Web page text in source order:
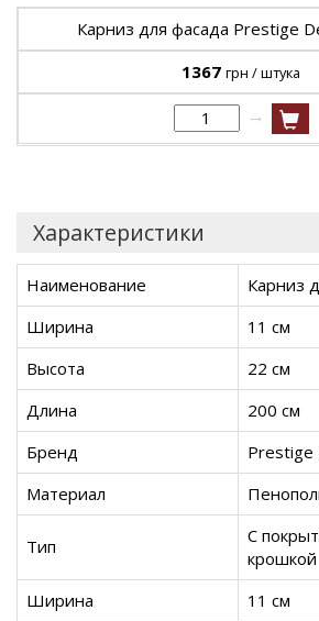
Карниз для фасада Prestige
1367 грн / штука
→
Характеристики
Наименование
Карниз
Ширина
11 см
Высота
22 см
Длина
200 см
Бренд
Prestige
Материал
Тип
С
крошкой
Ширина
11 см